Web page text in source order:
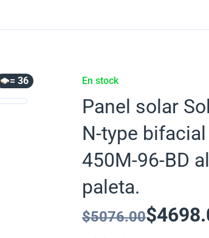
= 36 En stock
Panel solar
N-type
450M-96-BD
paleta.
$5076.00$